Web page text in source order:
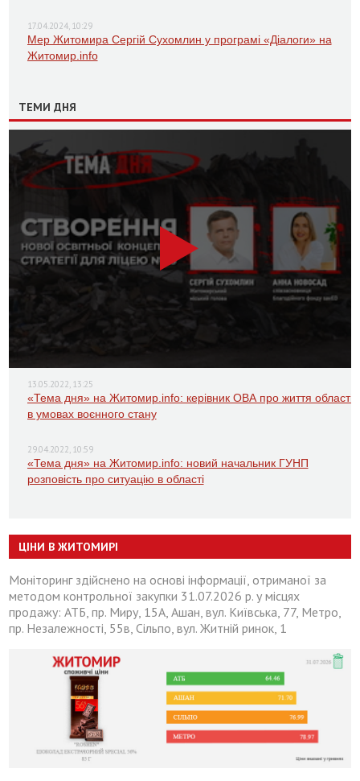
17.04.2024, 10:29
Мер Житомира Сергій Сухомлин у програмі «Діалоги» на
Житомир.info
ТЕМИ ДНЯ
13.05.2022, 13:25
«Тема дня» на Житомир.info: керівник ОВА про життя області
в умовах воєнного стану
29.04.2022, 10:59
«Тема дня» на Житомир.info: новий начальник ГУНП
розповість про ситуацію в області
ЦІНИ В ЖИТОМИРІ
Моніторинг здійснено на основі інформації, отриманої за
методом контрольної закупки 31.07.2026 р. у місцях
продажу: АТБ, пр. Миру, 15А, Ашан, вул. Київська, 77, Метро,
пр. Незалежності, 55в, Сільпо, вул. Житній ринок, 1